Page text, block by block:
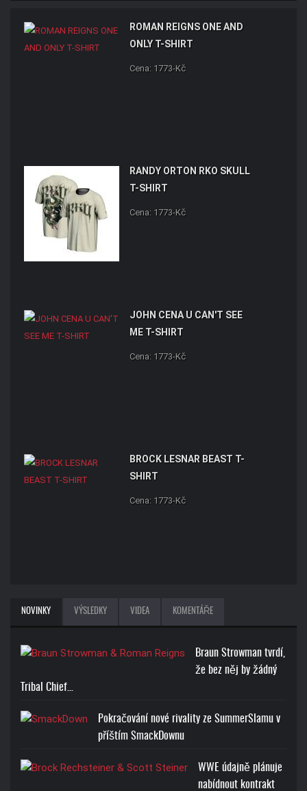
ROMAN REIGNS ONE AND
ONLY T-SHIRT
Cena: 1773-Kč
RANDY ORTON RKO SKULL
T-SHIRT
Cena: 1773-Kč
JOHN CENA U CAN'T SEE
ME T-SHIRT
Cena: 1773-Kč
BROCK LESNAR BEAST T-
SHIRT
Cena: 1773-Kč
NOVINKY VÝSLEDKY VIDEA KOMENTÁŘE
Braun Strowman tvrdí,
že bez něj by žádný
Tribal Chief…
Pokračování nové rivality ze SummerSlamu v
příštím SmackDownu
WWE údajně plánuje
nabídnout kontrakt